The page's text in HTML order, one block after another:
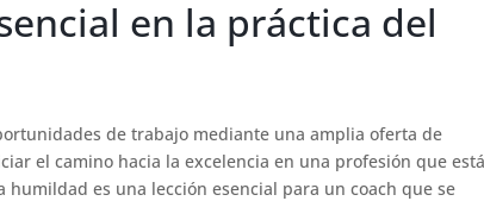
en la práctica del
de trabajo mediante una amplia oferta de
el camino hacia la excelencia en una profesión que está
es una lección esencial para un coach que se